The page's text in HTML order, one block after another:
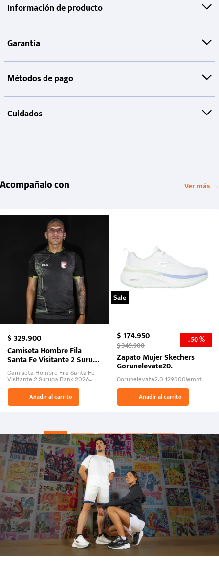
Información de producto
Garantía
Métodos de pago
Cuidados
Acompañalo con Ver más →
$329.900
Camiseta Hombre Fila
Santa Fe Visitante 2 Suruga
Bank 2026
Camiseta Hombre Fila Santa Fe
Visitante 2 Suruga Bank 2026
El Rugido del Sol Naciente:
“Primeros para la Et...
Añadir al carrito
Sale
$174.950
$349.900 -50 %
Zapato Mujer Skechers
Gorunelevate20.
Gorunelevate2.0 129000Wmnt
Añadir al carrito